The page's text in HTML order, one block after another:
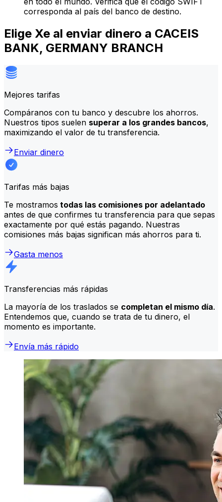
corresponda al país del banco de destino.
Elige Xe al enviar dinero a CACEIS
BANK, GERMANY BRANCH
Mejores tarifas
Compáranos con tu banco y descubre los ahorros.
Nuestros tipos suelen superar a los grandes bancos,
maximizando el valor de tu transferencia.
Enviar dinero
Tarifas más bajas
Te mostramos todas las comisiones por adelantado
antes de que confirmes tu transferencia para que sepas
exactamente por qué estás pagando. Nuestras
comisiones más bajas significan más ahorros para ti.
Gasta menos
Transferencias más rápidas
La mayoría de los traslados se completan el mismo día.
Entendemos que, cuando se trata de tu dinero, el
momento es importante.
Envía más rápido